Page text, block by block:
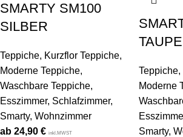
SMARTY SM100
SILBER
Teppiche, Kurzflor Teppiche,
Moderne Teppiche,
Waschbare Teppiche,
Esszimmer, Schlafzimmer,
Smarty, Wohnzimmer
24,90 € inkl.MWST
TAUPE
Teppiche,
Moderne
Smarty,